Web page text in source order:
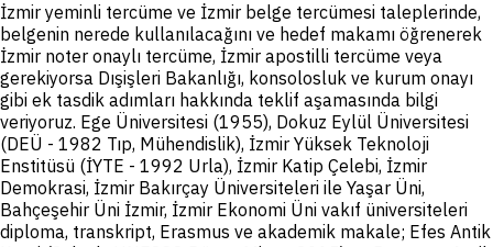
İzmir yeminli tercüme ve İzmir belge tercümesi taleplerinde,
belgenin nerede kullanılacağını ve hedef makamı öğrenerek
İzmir noter onaylı tercüme, İzmir apostilli tercüme veya
gerekiyorsa Dışişleri Bakanlığı, konsolosluk ve kurum onayı
gibi ek tasdik adımları hakkında teklif aşamasında bilgi
veriyoruz. Ege Üniversitesi (1955), Dokuz Eylül Üniversitesi
(DEÜ - 1982 Tıp, Mühendislik), İzmir Yüksek Teknoloji
Enstitüsü (İYTE - 1992 Urla), İzmir Katip Çelebi, İzmir
Demokrasi, İzmir Bakırçay Üniversiteleri ile Yaşar Üni,
Bahçeşehir Üni İzmir, İzmir Ekonomi Üni vakıf üniversiteleri
diploma, transkript, Erasmus ve akademik makale; Efes Antik